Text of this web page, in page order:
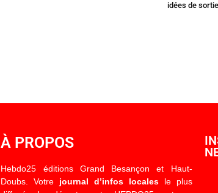
idées de
À PROPOS
Hebdo25 éditions Grand Besançon et Haut-
Doubs. Votre journal d’infos localesle plus